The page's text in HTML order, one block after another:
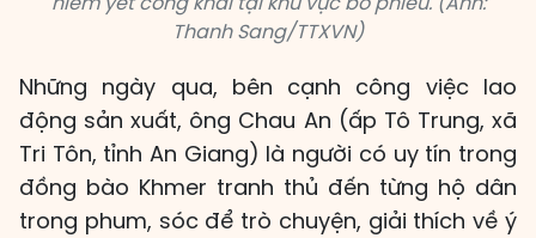
Thanh Sang/TTXVN)
Những ngày qua, bên cạnh công việc lao
động sản xuất, ông Chau An (ấp Tô Trung, xã
Tri Tôn, tỉnh An Giang) là người có uy tín trong
đồng bào Khmer tranh thủ đến từng hộ dân
trong phum, sóc để trò chuyện, giải thích về ý